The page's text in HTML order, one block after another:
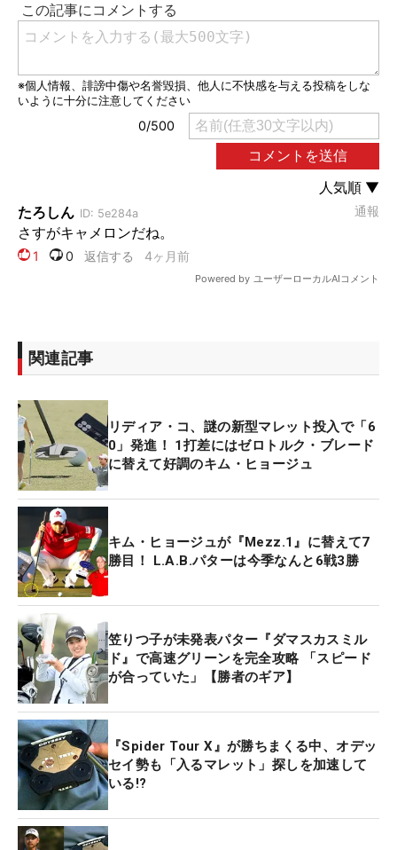
関連記事
リディア・コ、謎の新型マレット投入で「6
0」発進！ 1打差にはゼロトルク・ブレード
に替えて好調のキム・ヒョージュ
キム・ヒョージュが『Mezz.1』に替えて7
勝目！ L.A.B.パターは今季なんと6戦3勝
笠りつ子が未発表パター『ダマスカスミル
ド』で高速グリーンを完全攻略 「スピード
が合っていた」【勝者のギア】
『Spider Tour X』が勝ちまくる中、オデッ
セイ勢も「入るマレット」探しを加速して
いる!?